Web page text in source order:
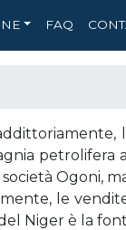
FAQ
petrolifera
società Ogoni,
le
Niger è la